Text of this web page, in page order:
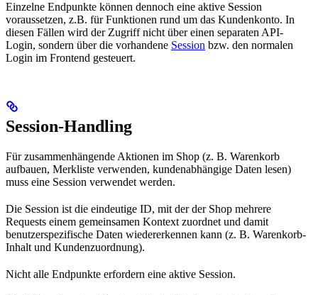
Einzelne Endpunkte können dennoch eine aktive Session
voraussetzen, z.B. für Funktionen rund um das Kundenkonto. In
diesen Fällen wird der Zugriff nicht über einen separaten API-
Login, sondern über die vorhandene Session bzw. den normalen
Login im Frontend gesteuert.
Session-Handling
Für zusammenhängende Aktionen im Shop (z. B. Warenkorb
aufbauen, Merkliste verwenden, kundenabhängige Daten lesen)
muss eine Session verwendet werden.
Die Session ist die eindeutige ID, mit der der Shop mehrere
Requests einem gemeinsamen Kontext zuordnet und damit
benutzerspezifische Daten wiedererkennen kann (z. B. Warenkorb-
Inhalt und Kundenzuordnung).
Nicht alle Endpunkte erfordern eine aktive Session.